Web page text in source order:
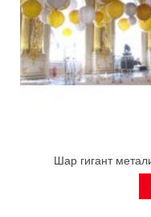
Шар гигант